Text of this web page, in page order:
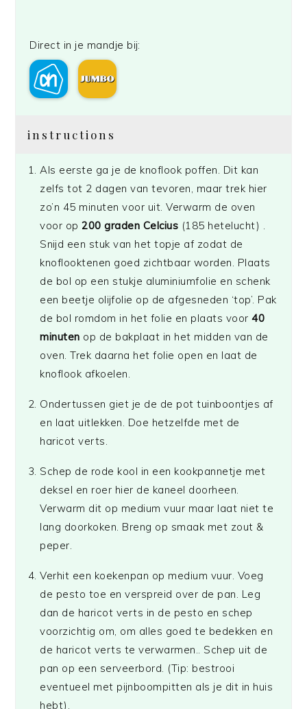
Direct in je mandje bij:
instructions
Als eerste ga je de knoflook poffen. Dit kan
zelfs tot 2 dagen van tevoren, maar trek hier
zo’n 45 minuten voor uit. Verwarm de oven
voor op 200 graden Celcius (185 hetelucht) .
Snijd een stuk van het topje af zodat de
knoflooktenen goed zichtbaar worden. Plaats
de bol op een stukje aluminiumfolie en schenk
een beetje olijfolie op de afgesneden ‘top’. Pak
de bol romdom in het folie en plaats voor 40
minuten op de bakplaat in het midden van de
oven. Trek daarna het folie open en laat de
knoflook afkoelen.
Ondertussen giet je de de pot tuinboontjes af
en laat uitlekken. Doe hetzelfde met de
haricot verts.
Schep de rode kool in een kookpannetje met
deksel en roer hier de kaneel doorheen.
Verwarm dit op medium vuur maar laat niet te
lang doorkoken. Breng op smaak met zout &
peper.
Verhit een koekenpan op medium vuur. Voeg
de pesto toe en verspreid over de pan. Leg
dan de haricot verts in de pesto en schep
voorzichtig om, om alles goed te bedekken en
de haricot verts te verwarmen.. Schep uit de
pan op een serveerbord. (Tip: bestrooi
eventueel met pijnboompitten als je dit in huis
hebt).